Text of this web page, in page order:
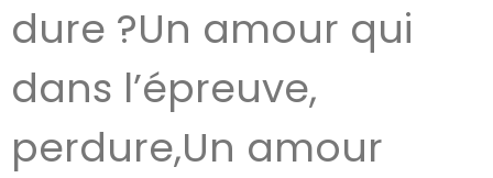
dure ?Un amour qui
dans l’épreuve,
perdure,Un amour